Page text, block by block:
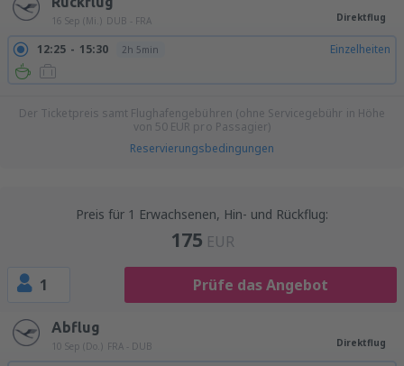
16 Sep (Mi.) DUB - FRA Direktflug
12:25 15:30 2h 5min Einzelheiten
Der Ticketpreis samt Flughafengebühren (ohne Servicegebühr in Höhe
von 50 EUR pro Passagier)
Reservierungsbedingungen
Preis für 1 Erwachsenen, Hin- und Rückflug:
175 EUR
1 Prüfe das Angebot
Abflug
10 Sep (Do.) FRA - DUB Direktflug